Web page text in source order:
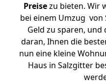
Preisezu bieten. Wir
bei einem Umzug von
Geld zu sparen, und
daran, Ihnen die
nun eine kleine
Haus in Salzgitter